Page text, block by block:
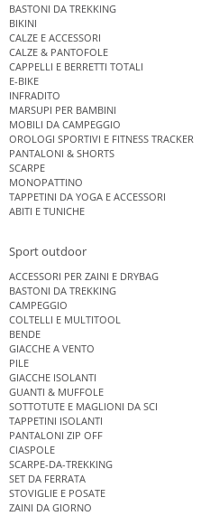
BASTONI DA TREKKING
BIKINI
CALZE E ACCESSORI
CALZE & PANTOFOLE
CAPPELLI E BERRETTI TOTALI
E-BIKE
INFRADITO
MARSUPI PER BAMBINI
MOBILI DA CAMPEGGIO
OROLOGI SPORTIVI E FITNESS TRACKER
PANTALONI & SHORTS
SCARPE
MONOPATTINO
TAPPETINI DA YOGA E ACCESSORI
ABITI E TUNICHE
Sport outdoor
ACCESSORI PER ZAINI E DRYBAG
BASTONI DA TREKKING
CAMPEGGIO
COLTELLI E MULTITOOL
BENDE
GIACCHE A VENTO
PILE
GIACCHE ISOLANTI
GUANTI & MUFFOLE
SOTTOTUTE E MAGLIONI DA SCI
TAPPETINI ISOLANTI
PANTALONI ZIP OFF
CIASPOLE
SCARPE-DA-TREKKING
SET DA FERRATA
STOVIGLIE E POSATE
ZAINI DA GIORNO